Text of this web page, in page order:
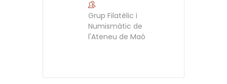
Grup Filatèlic i
Numismàtic de
l'Ateneu de Maó